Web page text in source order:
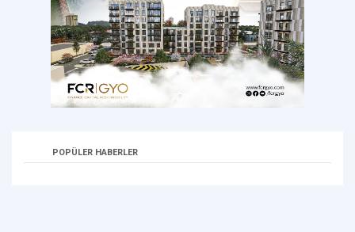
POPÜLER HABERLER